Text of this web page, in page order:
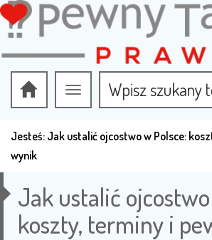
Przełącz
nawigację
Jesteś: Jak ustalić ojcostwo w Polsce:
wynik
Jak ustalić
koszty, terminy i